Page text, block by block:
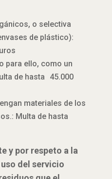
o selectiva
de plástico):
para ello, como un
de hasta 45.000
materiales de los
Multa de hasta
y por respeto a la
del servicio